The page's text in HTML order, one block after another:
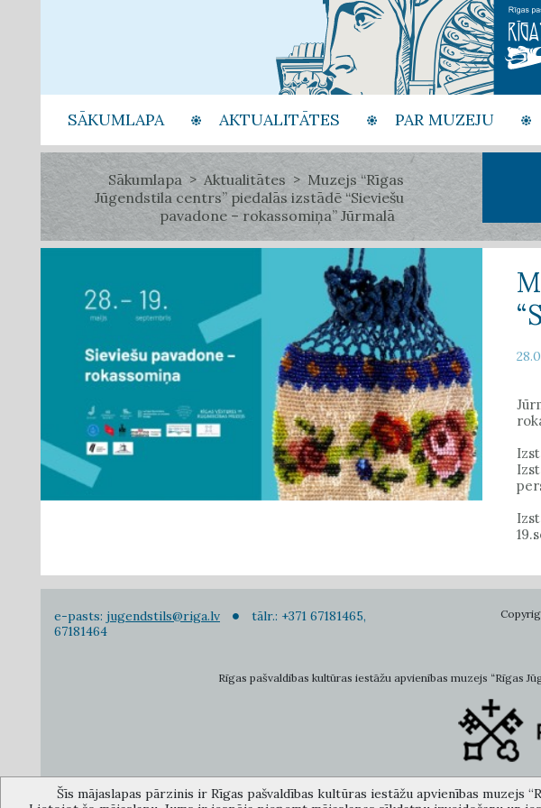
SĀKUMLAPA AKTUALITĀTES PAR MUZEJU
Sākumlapa Aktualitātes
Muzejs “Rīgas
Jūgendstila centrs” piedalās izstādē “Sieviešu
pavadone – rokassomiņa” Jūrmalā
e-pasts: jugendstils@riga.lv
tālr.: +371 67181465,
67181464
Rīgas pašvaldības kultūras iestāžu apvienības muzejs “Rīgas
Šīs mājaslapas pārzinis ir Rīgas pašvaldības kultūras iestāžu apvienības muzejs